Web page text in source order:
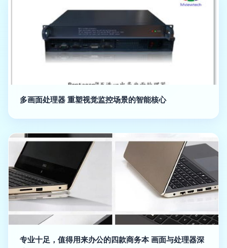
多画面处理器 重塑视觉监控场景的智能核心
专业十足，值得用来办公的四款商务本 画面与处理器深